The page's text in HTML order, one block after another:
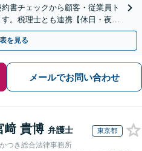
書チェックから顧客・従業員ト
。税理士とも連携【休日・夜
を見る
メールでお問い合わせ
﨑 貴博 弁護士 東京都
つき総合法律事務所